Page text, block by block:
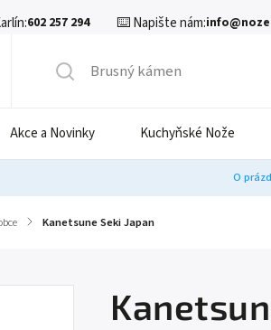
602 257 294 ⌨️ Napište nám:
Akce a Novinky Kuchyňské Nože
O
/ Kanetsune Seki Japan